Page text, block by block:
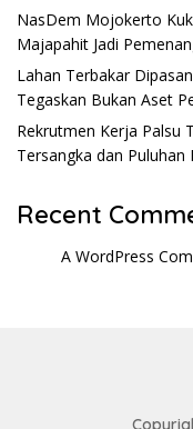
NasDem Mojokerto
Majapahit Jadi
Lahan Terbakar
Tegaskan Bukan Aset
Rekrutmen Kerja Palsu
Tersangka dan Puluhan
Recent
A WordPress